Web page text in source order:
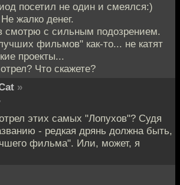
посетил не один и смеялся:)
жалко денег.
смотрю с сильным подозрением.
фильмов" как-то... не катят
проекты...
Что скажете?
»
этих самых "Лопухов"? Судя
- редкая дрянь должна быть,
фильма". Или, может, я